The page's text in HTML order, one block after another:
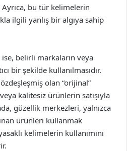
bu tür kelimelerin
ilgili yanlış bir algıya sahip
belirli markaların veya
bir şekilde kullanılmasıdır.
olan “orijinal”
kalitesiz ürünlerin satışıyla
güzellik merkezleri, yalnızca
ürünleri kullanmak
kelimelerin kullanımını